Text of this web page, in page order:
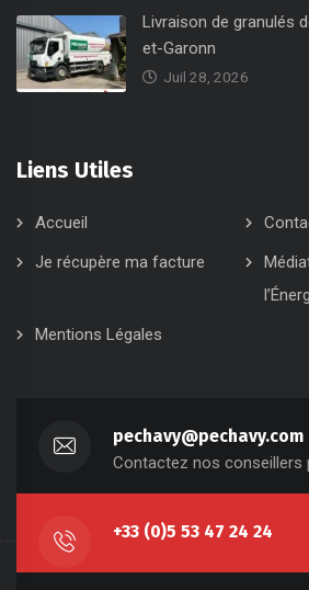
Livraison de granulés
et-Garonn
Juil 28, 2026
Liens Utiles
Accueil
Je récupère ma facture
Mentions Légales
pechavy@pechavy.com
Contactez nos conseillers
+33 (0)5 53 47 24 24